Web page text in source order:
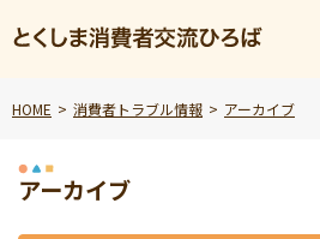
HOME 消費者トラブル情報 アーカイブ
アーカイブ